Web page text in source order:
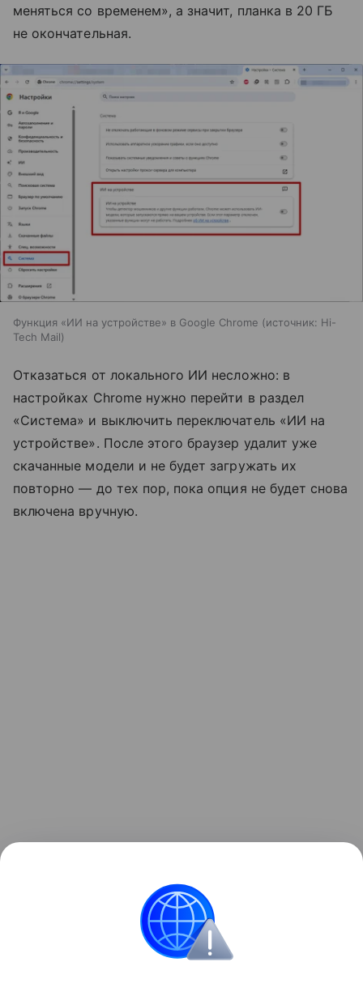
меняться со временем», а значит, планка в 20 ГБ
не окончательная.
Функция «ИИ на устройстве» в Google Chrome источник: Hi-
Tech Mail
Отказаться от локального ИИ несложно: в
настройках Chrome нужно перейти в раздел
«Система» и выключить переключатель «ИИ на
устройстве». После этого браузер удалит уже
скачанные модели и не будет загружать их
повторно — до тех пор, пока опция не будет снова
включена вручную.
появлением ИИ-агентов.